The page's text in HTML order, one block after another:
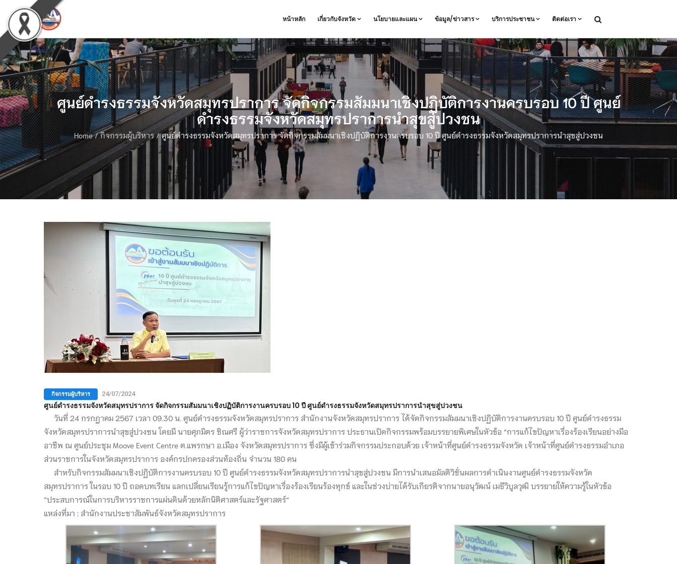
หน้าหลัก เกี่ยวกับจังหวัด นโยบายและแผน ข้อมูล/ข่าวสาร บริการประชาชน ติดต่อเรา
ศูนย์ดำรงธรรมจังหวัดสมุทรปราการ จัดกิจกรรมสัมมนาเชิงปฏิบัติการงานครบรอบ 10 ปี ศูนย์
ดำรงธรรมจังหวัดสมุทรปราการนำสุขสู่ปวงชน
Home/ กิจกรรมผู้บริหาร/ศูนย์ดำรงธรรมจังหวัดสมุทรปราการ จัดกิจกรรมสัมมนาเชิงปฏิบัติการงานครบรอบ 10 ปี ศูนย์ดำรงธรรมจังหวัดสมุทรปราการนำสุขสู่ปวงชน
กิจกรรมผู้บริหาร 24/07/2024
ศูนย์ดำรงธรรมจังหวัดสมุทรปราการ จัดกิจกรรมสัมมนาเชิงปฏิบัติการงานครบรอบ 10 ปี ศูนย์ดำรงธรรมจังหวัดสมุทรปราการนำสุขสู่ปวงชน
วันที่ 24 กรกฎาคม 2567 เวลา 09.30 น. ศูนย์ดำรงธรรมจังหวัดสมุทรปราการ สำนักงานจังหวัดสมุทรปราการ ได้จัดกิจกรรมสัมมนาเชิงปฏิบัติการงานครบรอบ 10 ปี ศูนย์ดำรงธรรม
จังหวัดสมุทรปราการนำสุขสู่ปวงชน โดยมี นายศุภมิตร ชิณศรี ผู้ว่าราชการจังหวัดสมุทรปราการ ประธานเปิดกิจกรรมพร้อมบรรยายพิเศษในหัวข้อ “การแก้ไขปัญหาเรื่องร้องเรียนอย่างมือ
อาชีพ ณ ศูนย์ประชุม Moove Event Centre ต.แพรกษา อ.เมือง จังหวัดสมุทรปราการ ซึ่งมีผู้เข้าร่วมกิจกรรมประกอบด้วย เจ้าหน้าที่ศูนย์ดำรงธรรมจังหวัด เจ้าหน้าที่ศูนย์ดำรงธรรมอำเภอ
ส่วนราชการในจังหวัดสมุทรปราการ องค์กรปกครองส่วนท้องถิ่น จำนวน 180 คน
สำหรับกิจกรรมสัมมนาเชิงปฏิบัติการงานครบรอบ 10 ปี ศูนย์ดำรงธรรมจังหวัดสมุทรปราการนำสุขสู่ปวงชน มีการนำเสนอมัลติวิชั่นผลการดำเนินงานศูนย์ดำรงธรรมจังหวัด
สมุทรปราการ ในรอบ 10 ปี ถอดบทเรียน แลกเปลี่ยนเรียนรู้การแก้ไขปัญหาเรื่องร้องเรียนร้องทุกข์ และในช่วงบ่ายได้รับเกียรติจากนายอนุวัฒน์ เมธีวิบูลวุฒิ บรรยายให้ความรู้ในหัวข้อ
”ประสบการณ์ในการบริหารราชการแผ่นดินด้วยหลักนิติศาสตร์และรัฐศาสตร์“
แหล่งที่มา : สำนักงานประชาสัมพันธ์จังหวัดสมุทรปราการ